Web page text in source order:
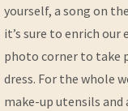
yourself, a song on
it’s sure to enrich our
photo corner to take
dress. For the whole
make-up utensils